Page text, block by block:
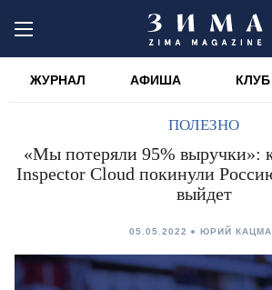
ЖУРНАЛ АФИША КЛУБ
ПОЛЕЗНО
«Мы потеряли 95% выручки»:
Inspector Cloud покинули
выйдет
05.05.2022 ЮРИЙ